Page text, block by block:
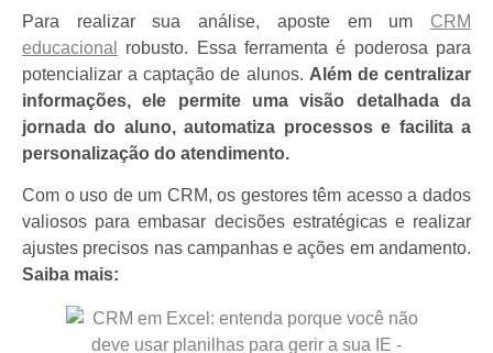
Para realizar sua análise, aposte em um CRM
educacional
robusto. Essa ferramenta é poderosa para
potencializar a captação de alunos. Além de centralizar
informações, ele permite uma visão detalhada da
jornada do aluno, automatiza processos e facilita a
personalização do atendimento.
Com o uso de um CRM, os gestores têm acesso a dados
valiosos para embasar decisões estratégicas e realizar
ajustes precisos nas campanhas e ações em andamento.
Saiba mais: